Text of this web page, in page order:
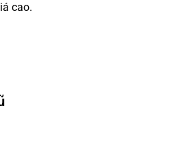
cao.